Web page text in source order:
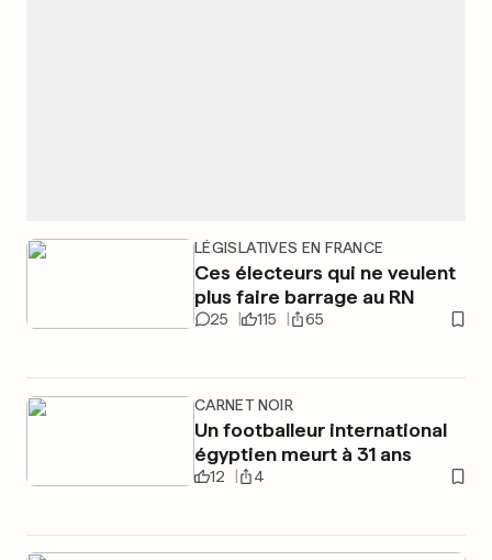
LÉGISLATIVES EN FRANCE
Ces électeurs qui ne veulent
plus faire barrage au RN
25 115 65
CARNET NOIR
Un footballeur international
égyptien meurt à 31 ans
12 4